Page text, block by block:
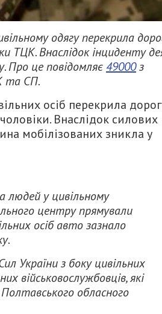
одягу перекрила
ТЦК. Внаслідок інциденту
Про це повідомляє49000з
та СП.
осіб перекрила
Внаслідок силових
мобілізованих зникла у
людей у цивільному
центру прямували
осіб авто зазнало
України з боку цивільних
військовослужбовців, які
обласного